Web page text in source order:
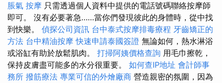
脹氣 按摩 只需透過個人資料中提供的電話號碼聯絡按摩師
即可。 沒有必要著急……當你們發現彼此的身體時，從中找
到快樂。 偵探公司資訊 台中泰式按摩排毒療程 牙齒矯正的
方法 台中精油按摩快速申請泰國簽證 無論如何，熱水淋浴
或浴缸有助於放鬆肌肉。 打掃阿姨價格查詢 用毛巾擦乾，
保持皮膚盡可能多的水分很重要。 如何查IP地址 會計師事
務所 撥筋療法 專業可信的外燴廠商 營造親密的氛圍，因為